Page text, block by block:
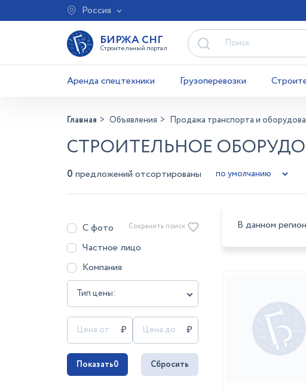
Россия
БИРЖА СНГ
Строительный портал
Аренда спецтехники Грузоперевозки
Главная Объявления Продажа транспорта и
СТРОИТЕЛЬНОЕ
0 предложений отсортированы
С фото
Частное лицо
Компания
Тип цены:
Сохранить поиск
Показать0 Сбросить
В данном